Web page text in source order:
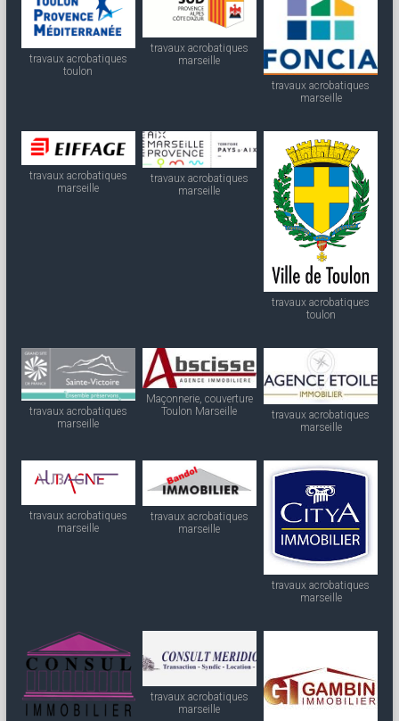
travaux acrobatiques
toulon
travaux acrobatiques
marseille
travaux acrobatiques
marseille
travaux acrobatiques
marseille
travaux acrobatiques
marseille
travaux acrobatiques
toulon
travaux acrobatiques
marseille
Maçonnerie, couverture
Toulon Marseille
travaux acrobatiques
marseille
travaux acrobatiques
marseille
travaux acrobatiques
marseille
travaux acrobatiques
marseille
travaux acrobatiques
marseille